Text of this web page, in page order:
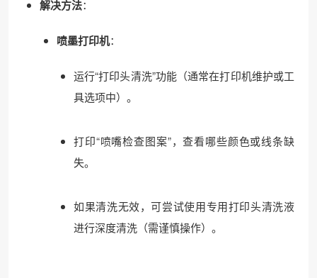
解决方法：
喷墨打印机：
运行“打印头清洗”功能（通常在打印机维护或工
具选项中）。
打印“喷嘴检查图案”，查看哪些颜色或线条缺
失。
如果清洗无效，可尝试使用专用打印头清洗液
进行深度清洗（需谨慎操作）。